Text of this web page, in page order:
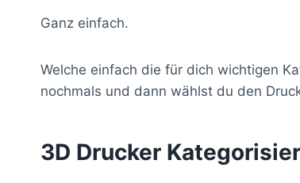
Ganz einfach.
Welche einfach die für dich wichtigen
nochmals und dann wählst du den
3D Drucker